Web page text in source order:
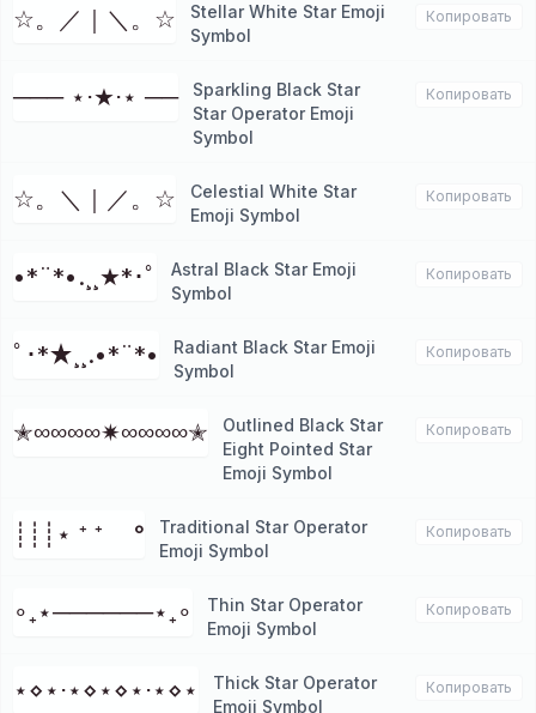
☆。／｜＼。☆
Stellar White Star Emoji
Symbol
Копировать
─── ⋆⋅★⋅⋆ ──
Sparkling Black Star
Star Operator Emoji
Symbol
Копировать
☆。＼｜／。☆
Celestial White Star
Emoji Symbol
Копировать
•*¨*•.¸¸★*･ﾟ
Astral Black Star Emoji
Symbol
Копировать
ﾟ･*★¸¸.•*¨*•
Radiant Black Star Emoji
Symbol
Копировать
✭∞∞∞∞✷∞∞∞∞✭
Outlined Black Star
Eight Pointed Star
Emoji Symbol
Копировать
┊┊┊⋆ ⁺ ⁺ °
Traditional Star Operator
Emoji Symbol
Копировать
∘₊⋆──────⋆₊∘
Thin Star Operator
Emoji Symbol
Копировать
⋆⋄⋆⋅⋆⋄⋆⋄⋆⋅⋆⋄⋆
Thick Star Operator
Emoji Symbol
Копировать